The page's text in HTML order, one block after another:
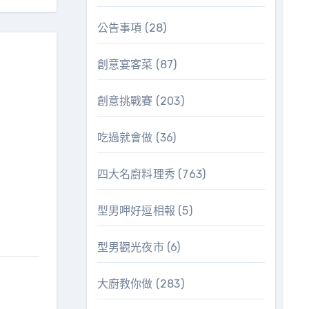
公告事項 (28)
創意宴客菜 (87)
創意挑戰賽 (203)
吃過就會做 (36)
四大名廚料理秀(763)
型男呷好逗相報 (5)
型男觀光夜市(6)
大廚教你做 (283)